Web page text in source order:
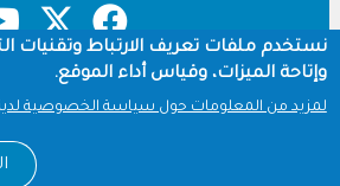
Footer
نستخدم ملفات تعريف الارتباط وتقنيات
وإتاحة الميزات، وقياس أداء الموقع.
لمزيد من المعلومات حول سياسة الخصوصية